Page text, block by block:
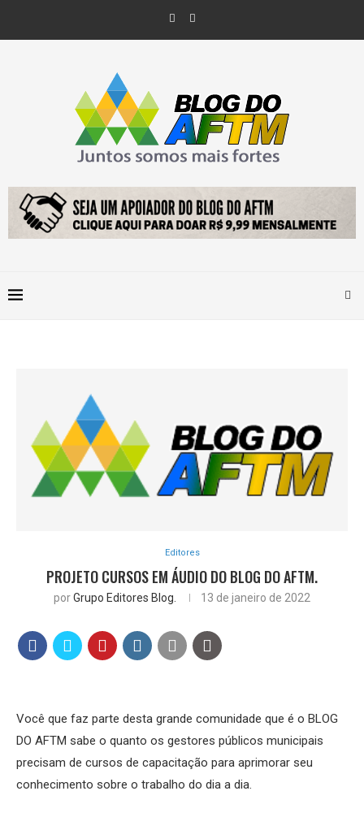
Editores
PROJETO CURSOS EM ÁUDIO DO BLOG DO AFTM.
porGrupo Editores Blog. 13 de janeiro de 2022
Você que faz parte desta grande comunidade que é o BLOG
DO AFTM sabe o quanto os gestores públicos municipais
precisam de cursos de capacitação para aprimorar seu
conhecimento sobre o trabalho do dia a dia.